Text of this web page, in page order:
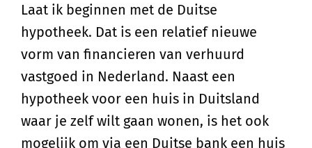
Laat ik beginnen met de Duitse
hypotheek. Dat is een relatief nieuwe
vorm van financieren van verhuurd
vastgoed in Nederland. Naast een
hypotheek voor een huis in Duitsland
waar je zelf wilt gaan wonen, is het ook
mogelijk om via een Duitse bank een huis